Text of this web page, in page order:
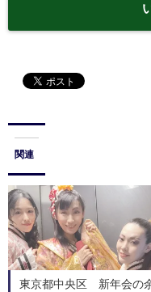
関連
東京都中央区 新年会の